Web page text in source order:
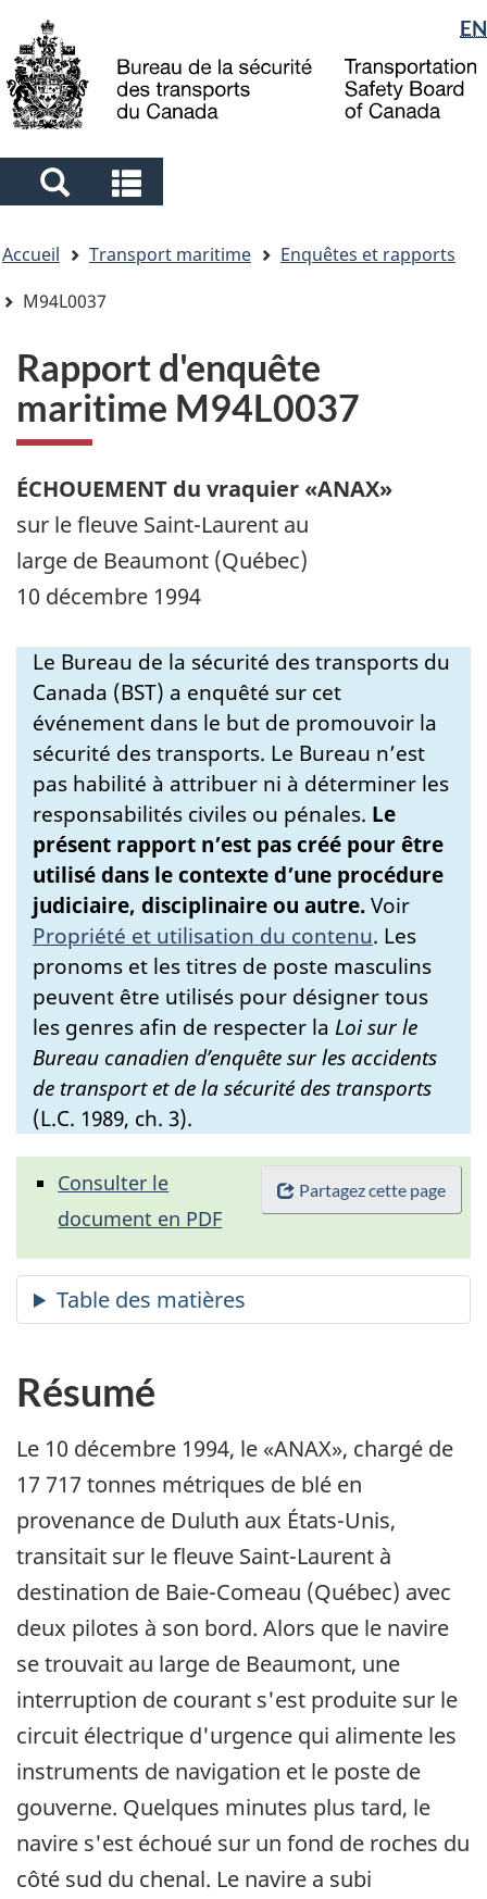
to
main
to
"About
government"
à
la
Sélection
de
la
langue
EN
Search
and
menus
and
menus
êtes
ici
Accueil Transport maritime
Enquêtes et rapports
M94L0037
Rapport d'enquête
maritime M94L0037
ÉCHOUEMENT du vraquier «ANAX»
sur le fleuve Saint-Laurent au
large de Beaumont (Québec)
10 décembre 1994
Le Bureau de la sécurité des transports du
Canada (BST) a enquêté sur cet
événement dans le but de promouvoir la
sécurité des transports. Le Bureau n’est
pas habilité à attribuer ni à déterminer les
responsabilités civiles ou pénales. Le
présent rapport n’est pas créé pour être
utilisé dans le contexte d’une procédure
judiciaire, disciplinaire ou autre.Voir
Propriété et utilisation du contenu. Les
pronoms et les titres de poste masculins
peuvent être utilisés pour désigner tous
les genres afin de respecter la Loi sur le
Bureau canadien d’enquête sur les accidents
de transport et de la sécurité des transports
(L.C. 1989, ch. 3).
Partagez cette page
Consulter le
document en PDF
Résumé
Le 10 décembre 1994, le «ANAX», chargé de
17 717 tonnes métriques de blé en
provenance de Duluth aux États-Unis,
transitait sur le fleuve Saint-Laurent à
destination de Baie-Comeau (Québec) avec
deux pilotes à son bord. Alors que le navire
se trouvait au large de Beaumont, une
interruption de courant s'est produite sur le
circuit électrique d'urgence qui alimente les
instruments de navigation et le poste de
gouverne. Quelques minutes plus tard, le
navire s'est échoué sur un fond de roches du
côté sud du chenal. Le navire a subi